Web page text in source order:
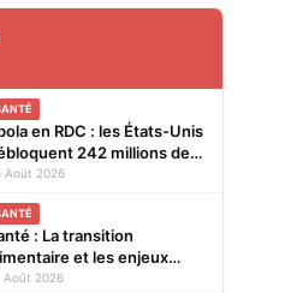
en RDC : les États-Unis
242 millions de
supplémentaires
Août 2026
: La transition
et les enjeux
au cœur d’un
Août 2026